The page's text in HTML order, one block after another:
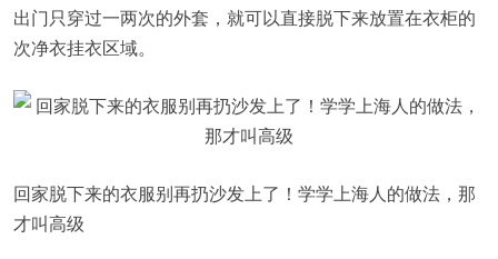
出门只穿过一两次的外套，就可以直接脱下来放置在衣柜的
次净衣挂衣区域。
回家脱下来的衣服别再扔沙发上了！学学上海人的做法，那
才叫高级